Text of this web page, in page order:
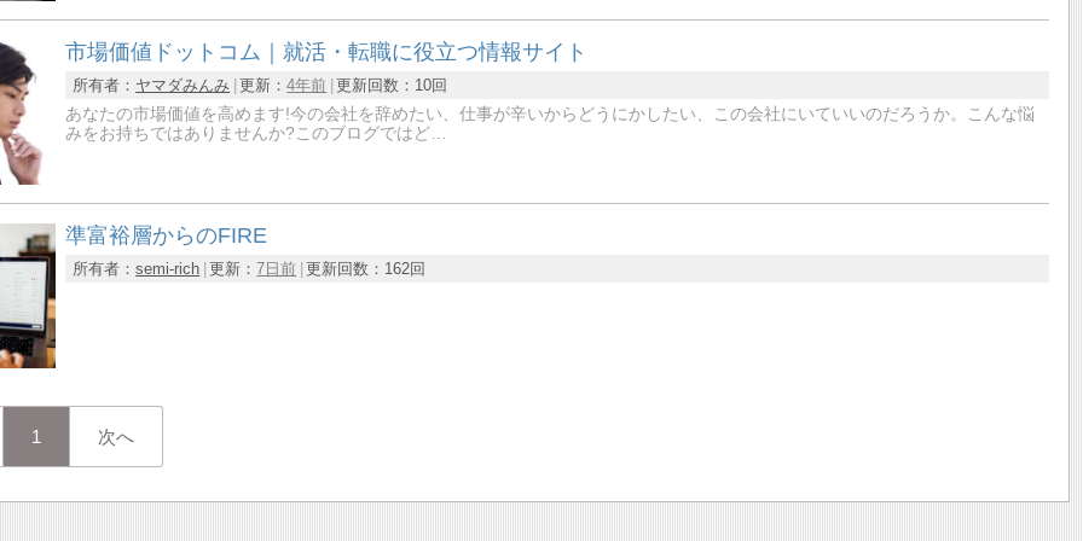
市場価値ドットコム｜就活・転職に役立つ情報サイト
所有者： ヤマダみんみ 更新：4年前 更新回数： 10回
あなたの市場価値を高めます!今の会社を辞めたい、仕事が辛いからどうにかしたい、この会社にいていいのだろうか。こんな悩
みをお持ちではありませんか?このブログではど…
準富裕層からのFIRE
所有者：semi-rich 更新：7日前 更新回数： 162回
1 次へ